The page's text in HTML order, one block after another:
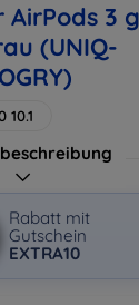
3
(UNIQ-
10.1
Rabatt mit
Gutschein
EXTRA10